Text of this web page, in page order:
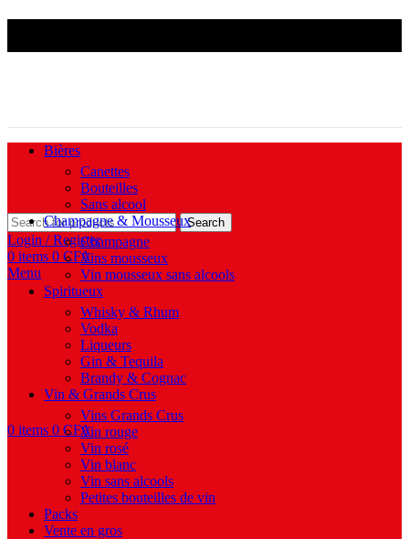
Search
Login / Register
0 items 0 CFA
Menu
0 items 0 CFA
Bières
Canettes
Bouteilles
Sans alcool
Champagne & Mousseux
Champagne
Vins mousseux
Vin mousseux sans alcools
Spiritueux
Whisky & Rhum
Vodka
Liqueurs
Gin & Tequila
Brandy & Cognac
Vin & Grands Crus
Vins Grands Crus
Vin rouge
Vin rosé
Vin blanc
Vin sans alcools
Petites bouteilles de vin
Packs
Vente en gros